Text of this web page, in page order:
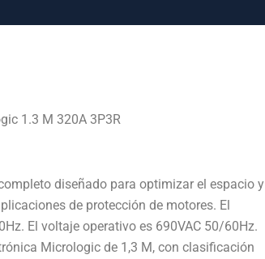
1.3 M 320A 3P3R
diseñado para optimizar el espacio y
de protección de motores. El
El voltaje operativo es 690VAC 50/60Hz.
Micrologic de 1,3 M, con clasificación